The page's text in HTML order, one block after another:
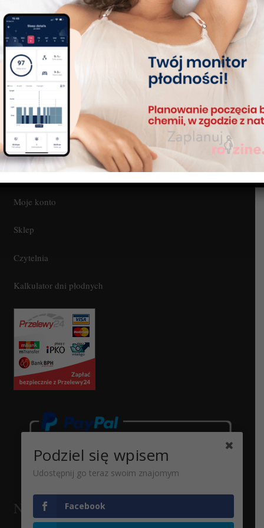
Po 60 pomiarach zmianom ulegają tylko dwie ostatnie
temperatury. Im dłużej będziesz używać Tempdrop tym te
zmiany będą mniejsze. Korekty wstecz będą najbardziej
zauważalne, gdy będziesz mieć zaburzoną noc (słaby sen,
alkohol itp.).
Regulamin
Blog
Kontakt
Moje konto
Sklep
Czytelnia
Kalkulator dni płodnych
Newsletter
Podziel się wpisem
Udostępnij go teraz swoim znajomym
Facebook